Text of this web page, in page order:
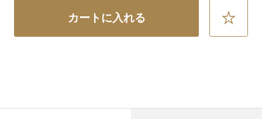
カートに入れる
お